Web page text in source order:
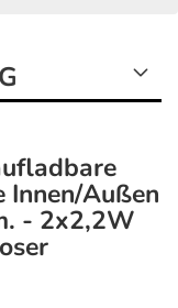
Innen/Außen
- 2x2,2W